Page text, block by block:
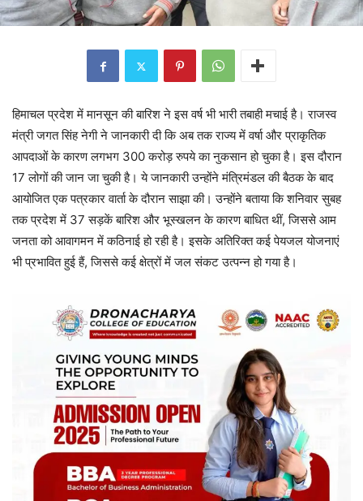
हिमाचल प्रदेश में मानसून की बारिश ने इस वर्ष भी भारी तबाही मचाई है। राजस्व
मंत्री जगत सिंह नेगी ने जानकारी दी कि अब तक राज्य में वर्षा और प्राकृतिक
आपदाओं के कारण लगभग 300 करोड़ रुपये का नुकसान हो चुका है। इस दौरान
17 लोगों की जान जा चुकी है। ये जानकारी उन्होंने मंत्रिमंडल की बैठक के बाद
आयोजित एक पत्रकार वार्ता के दौरान साझा की। उन्होंने बताया कि शनिवार सुबह
तक प्रदेश में 37 सड़कें बारिश और भूस्खलन के कारण बाधित थीं, जिससे आम
जनता को आवागमन में कठिनाई हो रही है। इसके अतिरिक्त कई पेयजल योजनाएं
भी प्रभावित हुई हैं, जिससे कई क्षेत्रों में जल संकट उत्पन्न हो गया है।